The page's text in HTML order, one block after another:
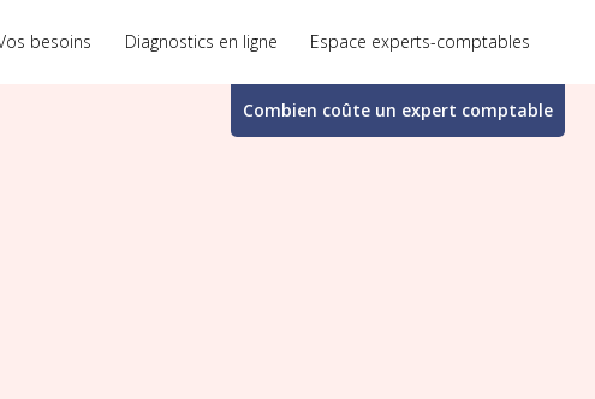
besoins Diagnostics en ligne Espace experts-comptables
Combien coûte un expert comptable